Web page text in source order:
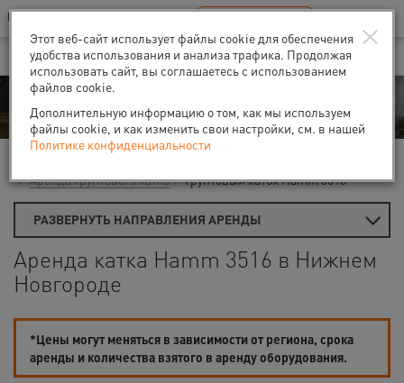
Ваш город:Нижний Новгород
В Вашем регионе нет наших офисов RU EN
Аренда
Аренда грунтового катка
Грунтовый каток Hamm 3516
РАЗВЕРНУТЬ НАПРАВЛЕНИЯ АРЕНДЫ
Аренда катка Hamm 3516 в Нижнем
Новгороде
*Цены могут меняться в зависимости от региона, срока
аренды и количества взятого в аренду оборудования.
×
Этот веб-сайт использует файлы cookie для обеспечения
удобства использования и анализа трафика. Продолжая
использовать сайт, вы соглашаетесь с использованием
файлов cookie.
Дополнительную информацию о том, как мы используем
файлы cookie, и как изменить свои настройки, см. в нашей
Политике конфиденциальности